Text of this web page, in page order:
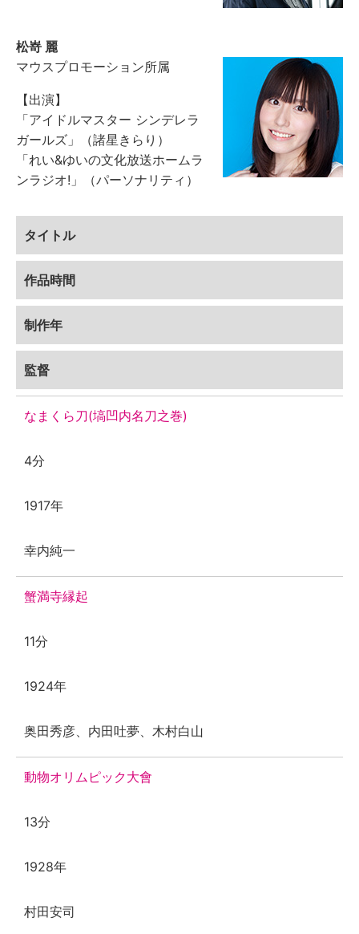
松嵜 麗
マウスプロモーション所属
【出演】
「アイドルマスター シンデレラ
ガールズ」（諸星きらり）
「れい&ゆいの文化放送ホームラ
ンラジオ!」（パーソナリティ）
タイトル
作品時間
制作年
監督
なまくら刀(塙凹内名刀之巻)
4分
1917年
幸内純一
蟹満寺縁起
11分
1924年
奥田秀彦、内田吐夢、木村白山
動物オリムピック大會
13分
1928年
村田安司